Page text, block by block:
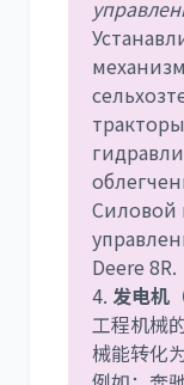
Силовой
Deere 8R.
4. 发电机
工程机械
械能转化